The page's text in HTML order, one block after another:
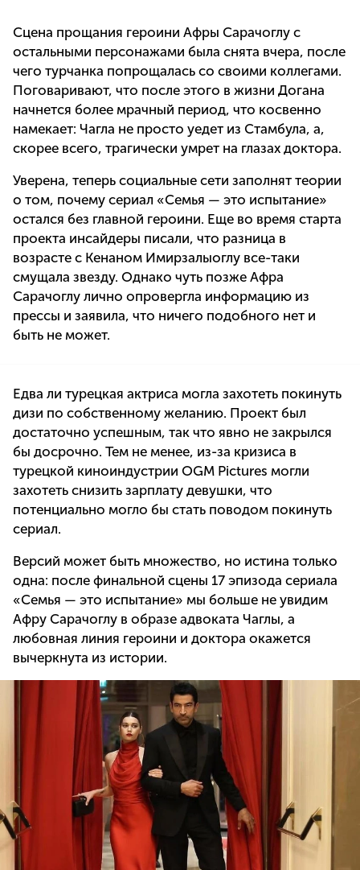
Сцена прощания героини Афры Сарачоглу с
остальными персонажами была снята вчера, после
чего турчанка попрощалась со своими коллегами.
Поговаривают, что после этого в жизни Догана
начнется более мрачный период, что косвенно
намекает: Чагла не просто уедет из Стамбула, а,
скорее всего, трагически умрет на глазах доктора.
Уверена, теперь социальные сети заполнят теории
о том, почему сериал «Семья — это испытание»
остался без главной героини. Еще во время старта
проекта инсайдеры писали, что разница в
возрасте с Кенаном Имирзалыоглу все-таки
смущала звезду. Однако чуть позже Афра
Сарачоглу лично опровергла информацию из
прессы и заявила, что ничего подобного нет и
быть не может.
Едва ли турецкая актриса могла захотеть покинуть
дизи по собственному желанию. Проект был
достаточно успешным, так что явно не закрылся
бы досрочно. Тем не менее, из-за кризиса в
турецкой киноиндустрии OGM Pictures могли
захотеть снизить зарплату девушки, что
потенциально могло бы стать поводом покинуть
сериал.
Версий может быть множество, но истина только
одна: после финальной сцены 17 эпизода сериала
«Семья — это испытание» мы больше не увидим
Афру Сарачоглу в образе адвоката Чаглы, а
любовная линия героини и доктора окажется
вычеркнута из истории.